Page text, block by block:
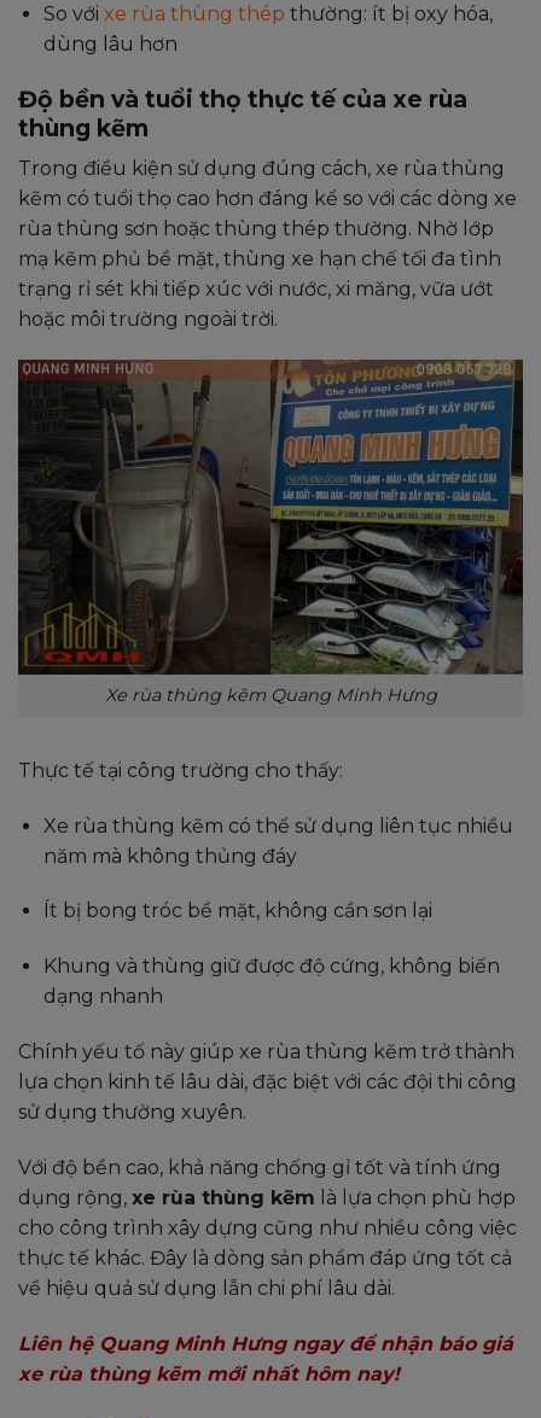
So với xe rùa thùng thép thường: ít bị oxy hóa,
dùng lâu hơn
Độ bền và tuổi thọ thực tế của xe rùa
thùng kẽm
Trong điều kiện sử dụng đúng cách, xe rùa thùng
kẽm có tuổi thọ cao hơn đáng kể so với các dòng xe
rùa thùng sơn hoặc thùng thép thường. Nhờ lớp
mạ kẽm phủ bề mặt, thùng xe hạn chế tối đa tình
trạng rỉ sét khi tiếp xúc với nước, xi măng, vữa ướt
hoặc môi trường ngoài trời.
Xe rùa thùng kẽm Quang Minh Hưng
Thực tế tại công trường cho thấy:
Xe rùa thùng kẽm có thể sử dụng liên tục nhiều
năm mà không thủng đáy
Ít bị bong tróc bề mặt, không cần sơn lại
Khung và thùng giữ được độ cứng, không biến
dạng nhanh
Chính yếu tố này giúp xe rùa thùng kẽm trở thành
lựa chọn kinh tế lâu dài, đặc biệt với các đội thi công
sử dụng thường xuyên.
Với độ bền cao, khả năng chống gỉ tốt và tính ứng
dụng rộng, xe rùa thùng kẽm là lựa chọn phù hợp
cho công trình xây dựng cũng như nhiều công việc
thực tế khác. Đây là dòng sản phẩm đáp ứng tốt cả
về hiệu quả sử dụng lẫn chi phí lâu dài.
Liên hệ Quang Minh Hưng ngay để nhận báo giá
xe rùa thùng kẽm mới nhất hôm nay!